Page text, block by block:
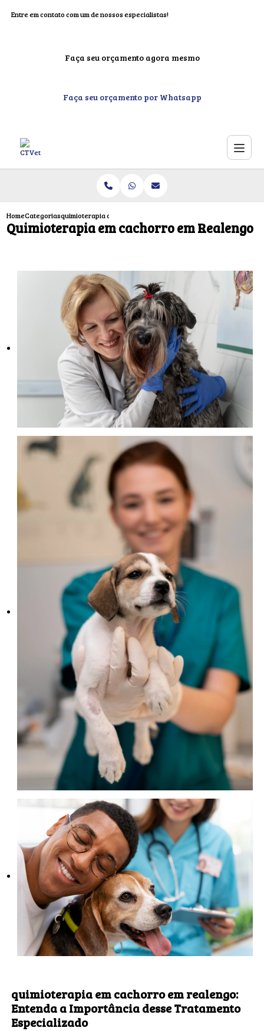
Entre em contato com um de nossos especialistas!
Faça seu orçamento agora mesmo
Faça seu orçamento por Whatsapp
HomeCategoriasquimioterapia cachorro realengo
Quimioterapia em cachorro em Realengo
quimioterapia em cachorro em realengo:
Entenda a Importância desse Tratamento
Especializado